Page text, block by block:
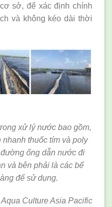
sở, để xác định chính
và không kéo dài thời
xử lý nước bao gồm,
nhanh thuốc tím và poly
ống dẫn nước đi
và bên phải là các bể
để sử dụng.
Aqua Culture Asia Pacific